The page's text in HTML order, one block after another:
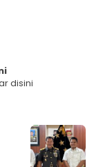
disini